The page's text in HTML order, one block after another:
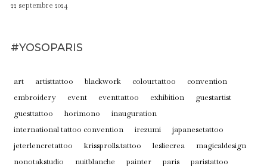
22 septembre 2024
#YOSOPARIS
art artisttattoo blackwork colourtattoo
convention
embroidery
event eventtattoo exhibition
guestartist
guesttattoo
horimono
inauguration
international tattoo convention
irezumi
japanesetattoo
jeterlencretattoo
krissprolls.tattoo lesliecrea
magicaldesign
nonotakstudio
nuitblanche painter paris
paristattoo